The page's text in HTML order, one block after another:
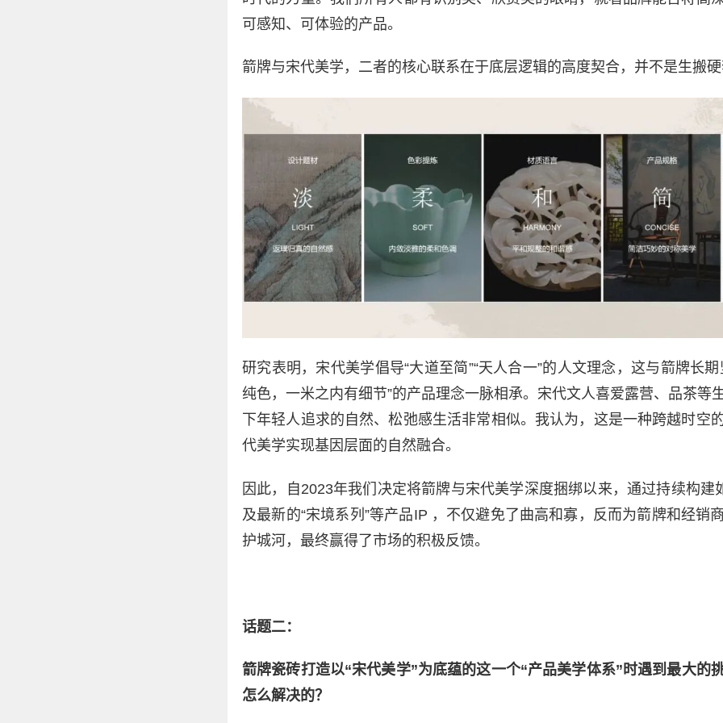
可感知、可体验的产品。
箭牌与宋代美学，二者的核心联系在于底层逻辑的高度契合，并不是生搬
研究表明，宋代美学倡导“大道至简”“天人合一”的人文理念，这与箭牌长
纯色，一米之内有细节”的产品理念一脉相承。宋代文人喜爱露营、品茶等
下年轻人追求的自然、松弛感生活非常相似。我认为，这是一种跨越时空
代美学实现基因层面的自然融合。
因此，自2023年我们决定将箭牌与宋代美学深度捆绑以来，通过持续构建
及最新的“宋境系列”等产品IP ，不仅避免了曲高和寡，反而为箭牌和经销
护城河，最终赢得了市场的积极反馈。
话题二：
箭牌瓷砖打造以“宋代美学”为底蕴的这一个“产品美学体系”时遇到最大的
怎么解决的？